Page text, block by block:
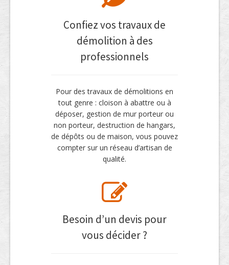
Confiez vos travaux de
démolition à des
professionnels
Pour des travaux de démolitions en
tout genre : cloison à abattre ou à
déposer, gestion de mur porteur ou
non porteur, destruction de hangars,
de dépôts ou de maison, vous pouvez
compter sur un réseau d’artisan de
qualité.
Besoin d’un devis pour
vous décider ?